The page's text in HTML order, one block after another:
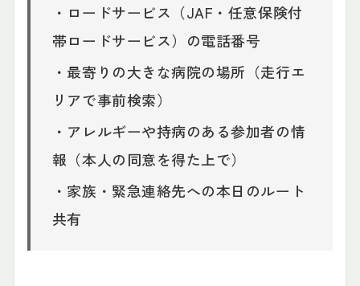
・ロードサービス（JAF・任意保険付
帯ロードサービス）の電話番号
・最寄りの大きな病院の場所（走行エ
リアで事前検索）
・アレルギーや持病のある参加者の情
報（本人の同意を得た上で）
・家族・緊急連絡先への本日のルート
共有